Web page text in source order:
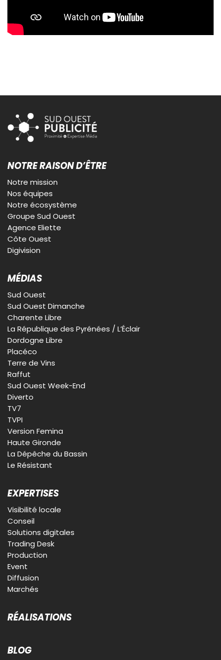
NOTRE RAISON D’ÊTRE
Notre mission
Nos équipes
Notre écosystème
Groupe Sud Ouest
Agence Eliette
Côte Ouest
Digivision
MÉDIAS
Sud Ouest
Sud Ouest Dimanche
Charente Libre
La République des Pyrénées / L’Éclair
Dordogne Libre
Placéco
Terre de Vins
Raffut
Sud Ouest Week-End
Diverto
TV7
TVPI
Version Femina
Haute Gironde
La Dépêche du Bassin
Le Résistant
EXPERTISES
Visibilité locale
Conseil
Solutions digitales
Trading Desk
Production
Event
Diffusion
Marchés
RÉALISATIONS
BLOG